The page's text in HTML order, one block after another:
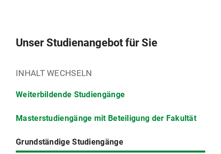
Unser Studienangebot für Sie
INHALT WECHSELN
Grundständige Studiengänge
Weiterbildende Studiengänge
Masterstudiengänge mit Beteiligung der Fakultät